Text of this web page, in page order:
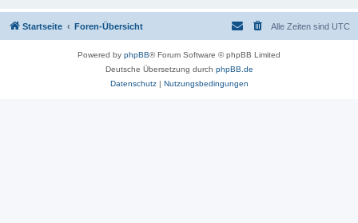
Startseite Foren-Übersicht Alle Zeiten sind UTC
Powered by phpBB® Forum Software © phpBB Limited
Deutsche Übersetzung durch phpBB.de
Datenschutz| Nutzungsbedingungen